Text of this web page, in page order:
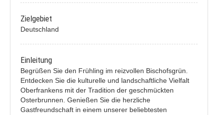
Zielgebiet
Deutschland
Einleitung
Begrüßen Sie den Frühling im reizvollen Bischofsgrün.
Entdecken Sie die kulturelle und landschaftliche Vielfalt
Oberfrankens mit der Tradition der geschmückten
Osterbrunnen. Genießen Sie die herzliche
Gastfreundschaft in einem unserer beliebtesten